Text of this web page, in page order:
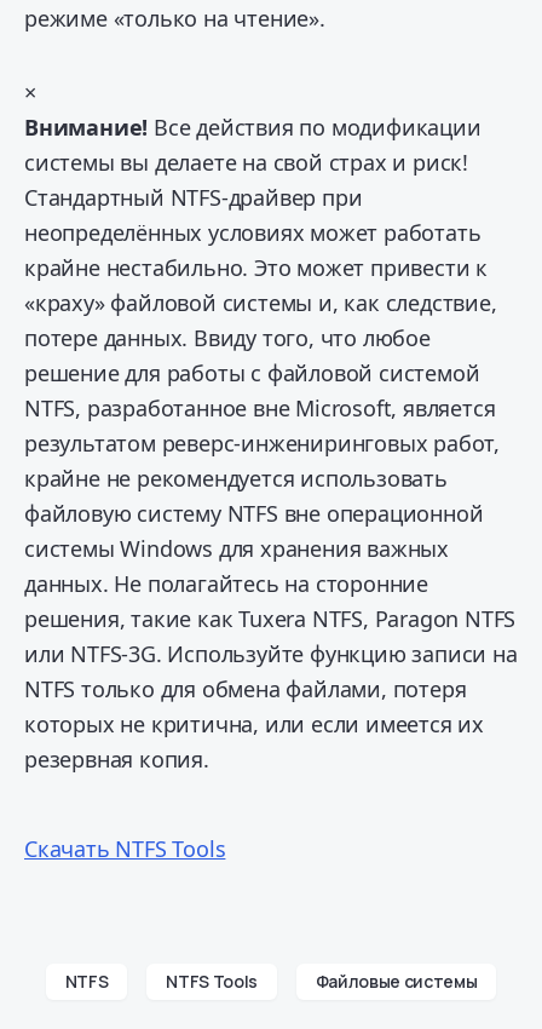
режиме «только на чтение».
×
Внимание! Все действия по модификации
системы вы делаете на свой страх и риск!
Стандартный NTFS-драйвер при
неопределённых условиях может работать
крайне нестабильно. Это может привести к
«краху» файловой системы и, как следствие,
потере данных. Ввиду того, что любое
решение для работы с файловой системой
NTFS, разработанное вне Microsoft, является
результатом реверс-инжениринговых работ,
крайне не рекомендуется использовать
файловую систему NTFS вне операционной
системы Windows для хранения важных
данных. Не полагайтесь на сторонние
решения, такие как Tuxera NTFS, Paragon NTFS
или NTFS-3G. Используйте функцию записи на
NTFS только для обмена файлами, потеря
которых не критична, или если имеется их
резервная копия.
Скачать NTFS Tools
NTFS NTFS Tools Файловые системы